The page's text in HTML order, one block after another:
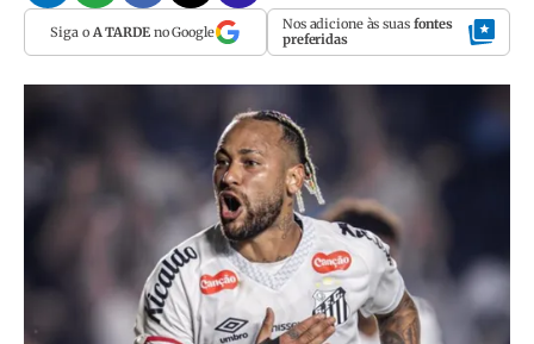
Siga o A TARDEno Google Nos adicione às suas fontes
preferidas